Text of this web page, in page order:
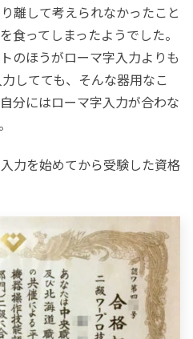
離して考えられなかったこと
食ってしまったようでした。
のほうがローマ字入力よりも
してても、そんな器用なこ
分にはローマ字入力が合わな
力を始めてから受験した資格